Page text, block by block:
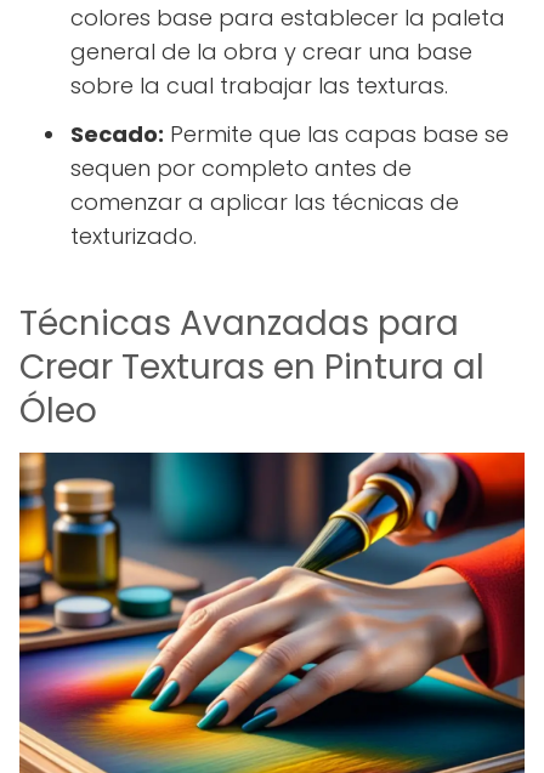
colores base para establecer la paleta
general de la obra y crear una base
sobre la cual trabajar las texturas.
Secado: Permite que las capas base se
sequen por completo antes de
comenzar a aplicar las técnicas de
texturizado.
Técnicas Avanzadas para
Crear Texturas en Pintura al
Óleo